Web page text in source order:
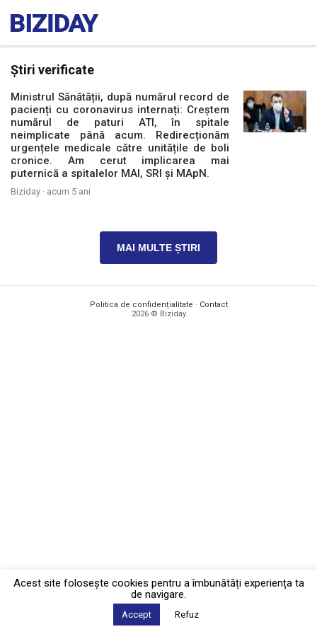
Știri verificate
Ministrul Sănătății, după numărul record de
pacienți cu coronavirus internați: Creștem
numărul de paturi ATI, în spitale
neimplicate până acum. Redirecționăm
urgențele medicale către unitățile de boli
cronice. Am cerut implicarea mai
puternică a spitalelor MAI, SRI și MApN.
Biziday · acum 5 ani
MAI MULTE ȘTIRI
Politica de confidențialitate · Contact
2026 © Biziday
Acest site foloseşte cookies pentru a îmbunătăți experiența ta
de navigare.
Accept Refuz